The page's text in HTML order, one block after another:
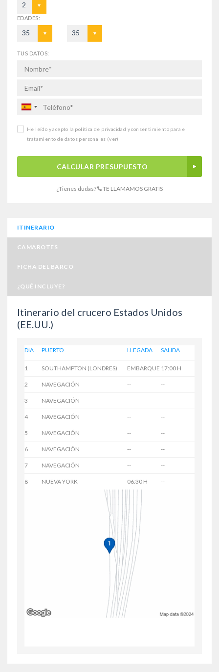
2
EDADES:
35 35
TUS DATOS:
He leído y acepto la política de privacidad y consentimiento para el
tratamiento de datos personales (ver)
CALCULAR PRESUPUESTO
¿Tienes dudas? TE LLAMAMOS GRATIS
ITINERARIO
CAMAROTES
FICHA DEL BARCO
¿QUÉ INCLUYE?
Itinerario del crucero Estados Unidos
(EE.UU.)
DIA PUERTO LLEGADA SALIDA
1 SOUTHAMPTON (LONDRES) EMBARQUE 17:00 H
2 NAVEGACIÓN -- --
3 NAVEGACIÓN -- --
4 NAVEGACIÓN -- --
5 NAVEGACIÓN -- --
6 NAVEGACIÓN -- --
7 NAVEGACIÓN -- --
8 NUEVA YORK 06:30 H --